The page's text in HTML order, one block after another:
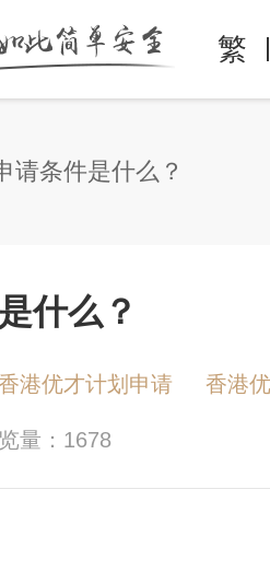
繁
请条件是什么？
什么？
香港优才计划申请 香港
量：1678